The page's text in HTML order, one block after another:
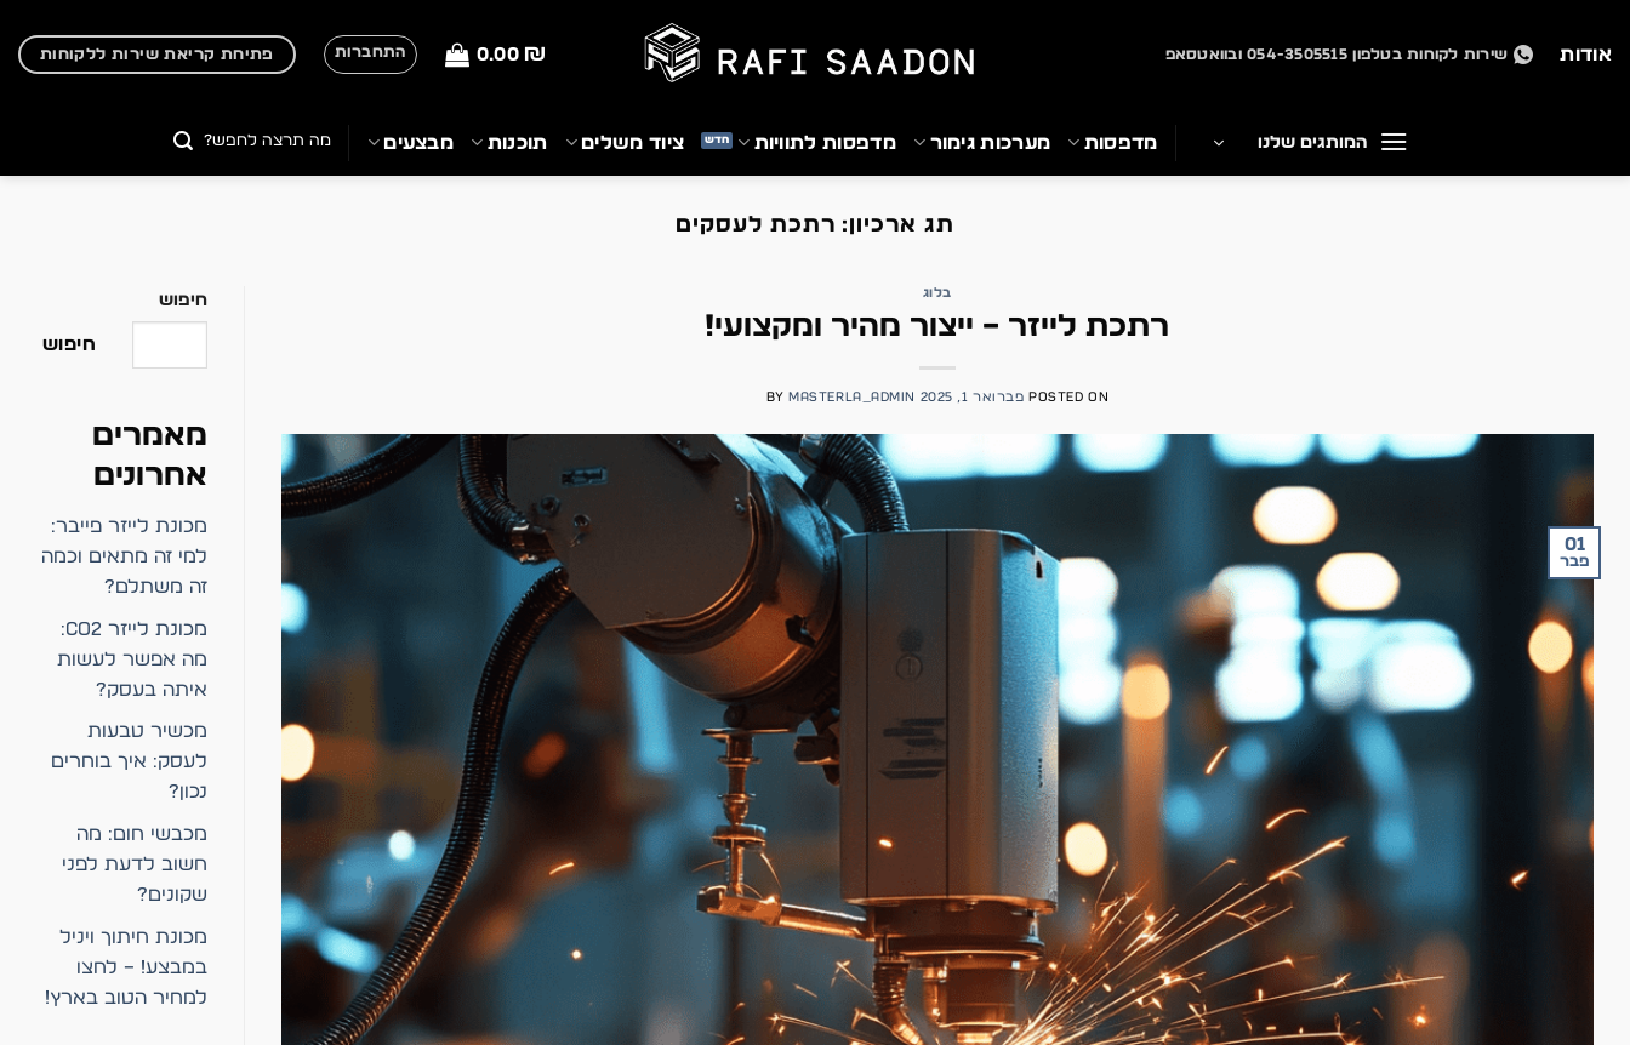
אודות שירות לקוחות בטלפון 054-3505515 ובוואטסאפ 0.00 ₪ התחברות פתיחת קריאת שירות ללקוחות
המותגים שלנו מדפסות מערכות גימור מדפסות לתוויות ציוד משלים תוכנות מבצעים
תג ארכיון: רתכת לעסקים
בלוג
רתכת לייזר – ייצור מהיר ומקצועי!
POSTED ON פברואר 1, 2025 BY MASTERLA_ADMIN
01
פבר
חיפוש
חיפוש
מאמרים
אחרונים
מכונת לייזר פייבר:
למי זה מתאים וכמה
זה משתלם?
מכונת לייזר CO2:
מה אפשר לעשות
איתה בעסק?
מכשיר טבעות
לעסק: איך בוחרים
נכון?
מכבשי חום: מה
חשוב לדעת לפני
שקונים?
מכונת חיתוך ויניל
במבצע! – לחצו
למחיר הטוב בארץ!